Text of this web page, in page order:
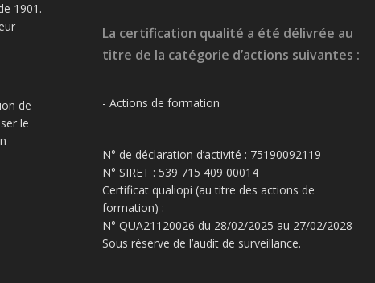
1901.
de
le
La certification qualité a été délivrée au
titre de la catégorie d’actions suivantes :
- Actions de formation
N° de déclaration d’activité : 75190092119
N° SIRET : 539 715 409 00014
Certificat qualiopi (au titre des actions de
formation) :
N° QUA21120026 du 28/02/2025 au 27/02/2028
Sous réserve de l’audit de surveillance.